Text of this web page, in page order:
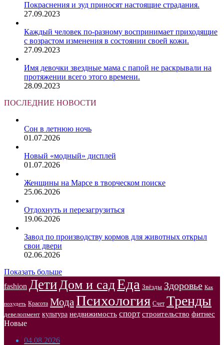
Покраснения и зуд приносят настоящие страдания.
27.09.2023
Каждый человек по-разному воспринимает приходящие
с возрастом изменения в состоянии своей кожи.
27.09.2023
Имя девочки звездные мама с папой не раскрывали на
протяжении всего этого времени.
28.09.2023
ПОСЛЕДНИЕ НОВОСТИ
Сон в летнюю ночь
01.07.2026
Новый «модный» дисплей
01.07.2026
Женщины на Марсе в творческом поиске
25.06.2026
Отдохнуть и перезагрузиться
19.06.2026
Завод по производству кормов для животных открыл
свои двери
02.06.2026
Показать больше
fashion ДетиДом и садЕда Звёзды Здоровье Как
похудеть Красота Мода Психология Счет Тренды
девелопмент культура недвижимость спорт строительство фитнес
Новые
04.08.2026